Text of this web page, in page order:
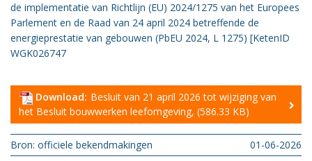
Over
BWT
BMK
Vereniging
BWT
Contact
de implementatie van Richtlijn (EU) 2024/1275 van het Europees
Parlement en de Raad van 24 april 2024 betreffende de
energieprestatie van gebouwen (PbEU 2024, L 1275) [KetenID
WGK026747
Download: Besluit van 21 april 2026 tot wijziging van
het Besluit bouwwerken leefomgeving, (586.33 KB)
Bron: officiele bekendmakingen 01-06-2026